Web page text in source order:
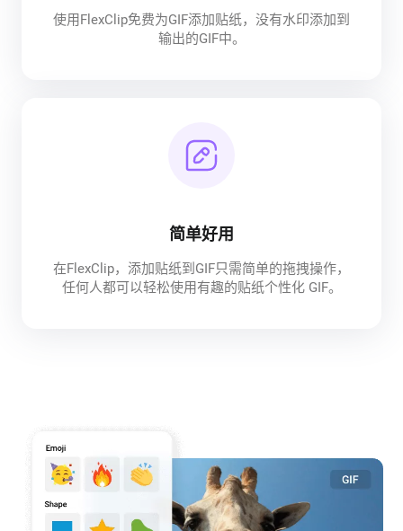
使用FlexClip免费为GIF添加贴纸，没有水印添加到
输出的GIF中。
简单好用
在FlexClip，添加贴纸到GIF只需简单的拖拽操作，
任何人都可以轻松使用有趣的贴纸个性化 GIF。